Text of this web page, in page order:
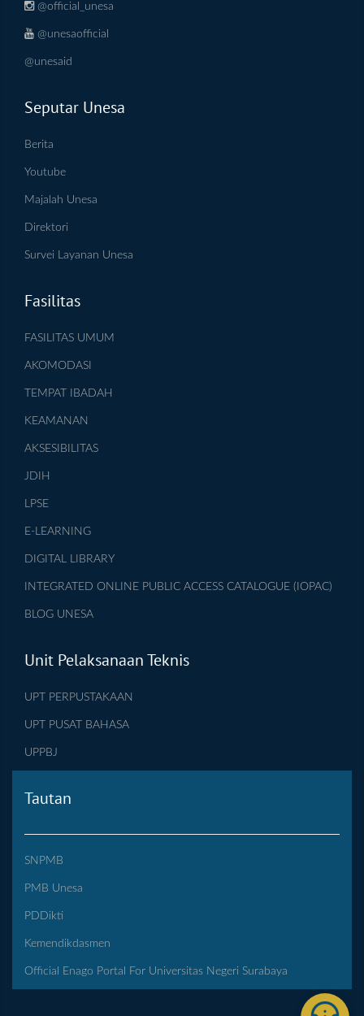
@official_unesa
@unesaofficial
@unesaid
Seputar Unesa
Berita
Youtube
Majalah Unesa
Direktori
Survei Layanan Unesa
Fasilitas
FASILITAS UMUM
AKOMODASI
TEMPAT IBADAH
KEAMANAN
AKSESIBILITAS
JDIH
LPSE
E-LEARNING
DIGITAL LIBRARY
INTEGRATED ONLINE PUBLIC ACCESS CATALOGUE (IOPAC)
BLOG UNESA
Unit Pelaksanaan Teknis
UPT PERPUSTAKAAN
UPT PUSAT BAHASA
UPPBJ
Tautan
SNPMB
PMB Unesa
PDDikti
Kemendikdasmen
Official Enago Portal For Universitas Negeri Surabaya